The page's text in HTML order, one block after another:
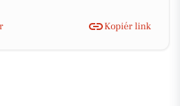
Kopiér link